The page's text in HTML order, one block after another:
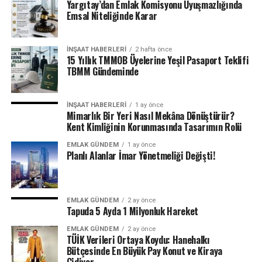
diye konuştu.
“11 aylık dönemde ipotekli satılan konut adedi 171
bin 706”
Uygun faiz oranlarıyla desteklenen konut talebinin
konut fiyatlarında önemli bir artış periyodunun öncüsü
olduğunu ve sonrasında ekonomi politikaları
doğrultusunda faiz oranlarında artışlar görüldüğünü
belirten Makbule Yönel Maya, şöyle devam etti: “Konut
kredisi faiz oranları Kasım ayı itibarıyla yıllık yüzde 42,2
ile son 10 yıldaki en yüksek seviyesine ulaşırken aynı
ayda aylık bazda 5 bin 245 adet ile veri tarihindeki en
düşük ipotekli satış adedi elde edildi. Türkiye’de azalan
konut sahipliği oranları da dikkate alındığında, konuta
erişimde finansman maliyetinin azaltılmasına yönelik
adımlarla birlikte erişilebilir fiyatlı konut üretimi konut
sahipliğinde eğilim yönünü artıya çevirebilir. İpotekli
satışların toplam satışlar içerisindeki oranı yüzde 15,8,
Yargıtay’dan Emlak Komisyonu Uyuşmazlığında
Emsal Niteliğinde Karar
İNŞAAT HABERLERI 2 hafta önce
15 Yıllık TMMOB Üyelerine Yeşil Pasaport Teklifi
TBMM Gündeminde
İNŞAAT HABERLERI 1 ay önce
Mimarlık Bir Yeri Nasıl Mekâna Dönüştürür?
Kent Kimliğinin Korunmasında Tasarımın Rolü
EMLAK GÜNDEM 1 ay önce
Planlı Alanlar İmar Yönetmeliği Değişti!
EMLAK GÜNDEM 2 ay önce
Tapuda 5 Ayda 1 Milyonluk Hareket
EMLAK GÜNDEM 2 ay önce
TÜİK Verileri Ortaya Koydu: Hanehalkı
Bütçesinde En Büyük Pay Konut ve Kiraya